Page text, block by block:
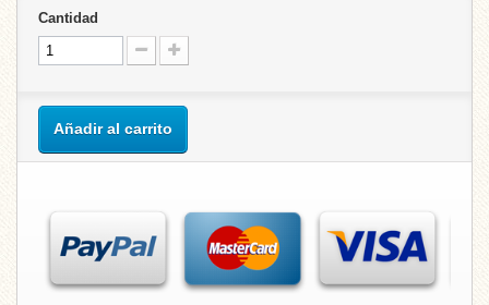
Cantidad
Añadir al carrito